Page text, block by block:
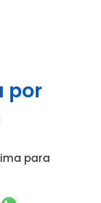
por
para